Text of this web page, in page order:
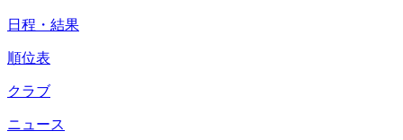
日程・結果
順位表
クラブ
ニュース